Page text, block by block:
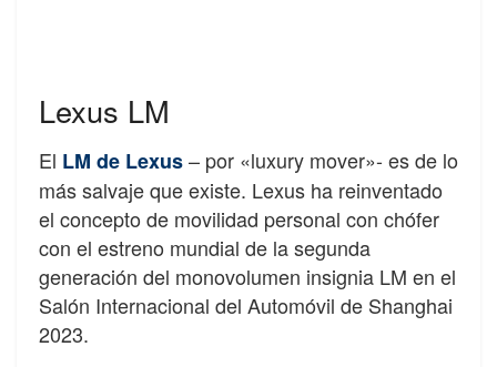
Lexus LM
El LM de Lexus– por «luxury mover»- es de lo
más salvaje que existe. Lexus ha reinventado
el concepto de movilidad personal con chófer
con el estreno mundial de la segunda
generación del monovolumen insignia LM en el
Salón Internacional del Automóvil de Shanghai
2023.